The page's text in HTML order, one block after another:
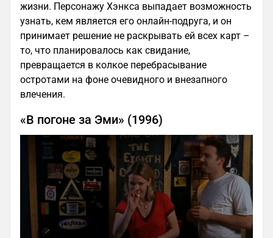
жизни. Персонажу Хэнкса выпадает возможность
узнать, кем является его онлайн-подруга, и он
принимает решение не раскрывать ей всех карт –
то, что планировалось как свидание,
превращается в колкое перебрасывание
остротами на фоне очевидного и внезапного
влечения.
«В погоне за Эми» (1996)